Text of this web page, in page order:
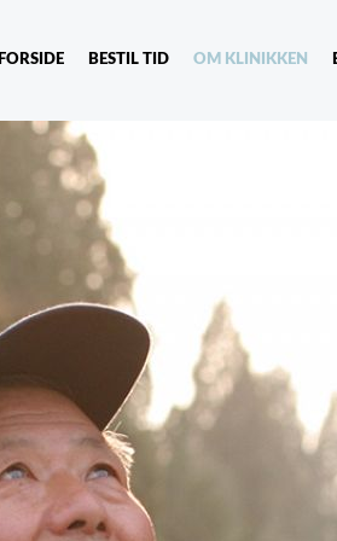
FORSIDE BESTIL TID OM KLINIKKEN